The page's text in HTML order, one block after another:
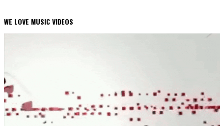
WE LOVE MUSIC VIDEOS